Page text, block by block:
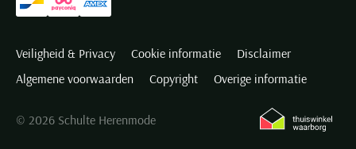
Veiligheid & Privacy Cookie informatie
Disclaimer
Algemene voorwaarden
Copyright Overige informatie
© 2026 Schulte Herenmode